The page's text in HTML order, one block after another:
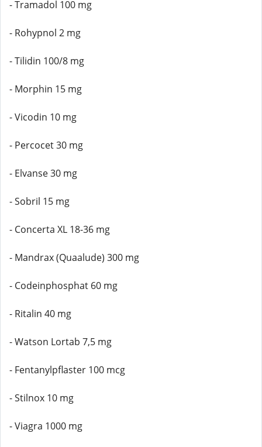
- Tramadol 100 mg
- Rohypnol 2 mg
- Tilidin 100/8 mg
- Morphin 15 mg
- Vicodin 10 mg
- Percocet 30 mg
- Elvanse 30 mg
- Sobril 15 mg
- Concerta XL 18-36 mg
- Mandrax (Quaalude) 300 mg
- Codeinphosphat 60 mg
- Ritalin 40 mg
- Watson Lortab 7,5 mg
- Fentanylpflaster 100 mcg
- Stilnox 10 mg
- Viagra 1000 mg